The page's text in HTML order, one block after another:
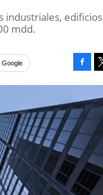
industriales, edificios
mdd.
Google